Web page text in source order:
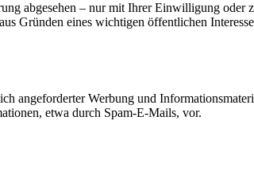
abgesehen – nur mit Ihrer Einwilligung oder
Gründen eines wichtigen öffentlichen
angeforderter Werbung und
etwa durch Spam-E-Mails, vor.